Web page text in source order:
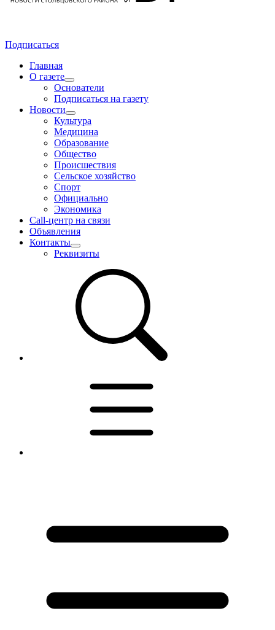
Подписаться
Главная
О газете
Основатели
Подписаться на газету
Новости
Культура
Медицина
Образование
Общество
Происшествия
Сельское хозяйство
Спорт
Официально
Экономика
Call-центр на связи
Объявления
Контакты
Реквизиты